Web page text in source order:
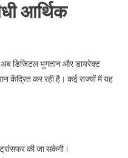
आर्थिक
डिजिटल भुगतान और डायरेक्ट
केंद्रित कर रही है। कई राज्यों में यह
ट्रांसफर की जा सकेगी।